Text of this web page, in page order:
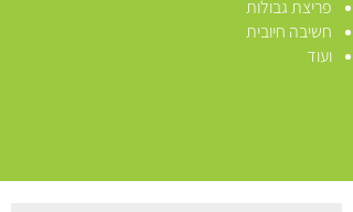
פריצת גבולות
חשיבה חיובית
ועוד